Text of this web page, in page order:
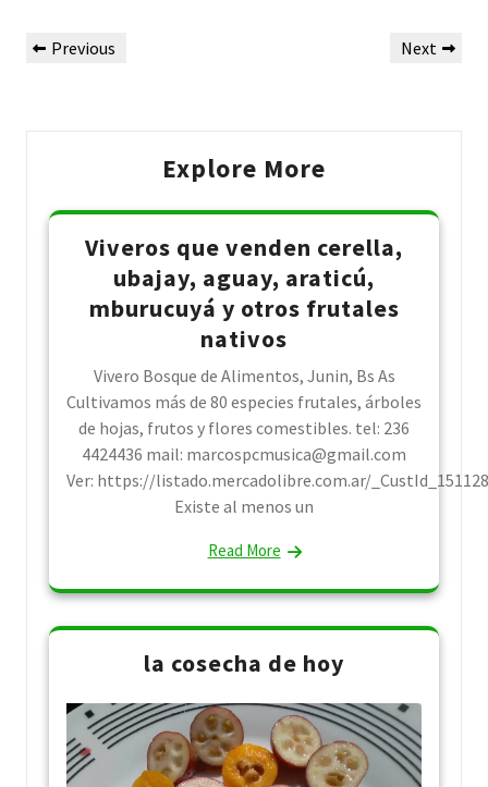
navigation
Previous
Previous
Next
Next
Explore More
Viveros que venden cerella,
ubajay, aguay, araticú,
mburucuyá y otros frutales
nativos
Vivero Bosque de Alimentos, Junin, Bs As
Cultivamos más de 80 especies frutales, árboles
de hojas, frutos y flores comestibles. tel: 236
4424436 mail: marcospcmusica@gmail.com
Ver: https://listado.mercadolibre.com.ar/
Existe al menos un
Read More
la cosecha de hoy